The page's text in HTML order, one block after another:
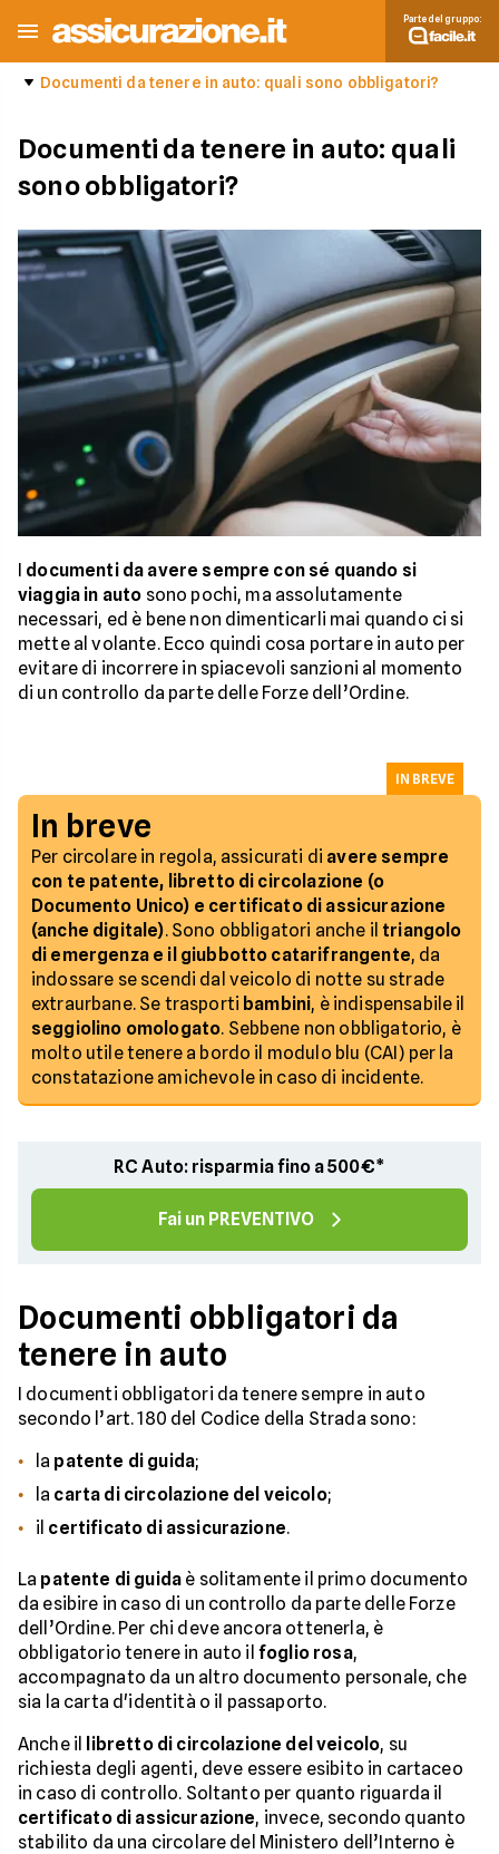
Parte del gruppo:
Documenti da tenere in auto: quali sono obbligatori?
Documenti da tenere in auto: quali
sono obbligatori?
I documenti da avere sempre con sé quando si
viaggia in auto sono pochi, ma assolutamente
necessari, ed è bene non dimenticarli mai quando ci si
mette al volante. Ecco quindi cosa portare in auto per
evitare di incorrere in spiacevoli sanzioni al momento
di un controllo da parte delle Forze dell’Ordine.
In breve
Per circolare in regola, assicurati di avere sempre
con te patente, libretto di circolazione (o
Documento Unico) e certificato di assicurazione
(anche digitale). Sono obbligatori anche il triangolo
di emergenza e il giubbotto catarifrangente, da
indossare se scendi dal veicolo di notte su strade
extraurbane. Se trasporti bambini, è indispensabile il
seggiolino omologato. Sebbene non obbligatorio, è
molto utile tenere a bordo il modulo blu (CAI) per la
constatazione amichevole in caso di incidente.
IN BREVE
RC Auto: risparmia fino a 500€*
Fai un PREVENTIVO
Documenti obbligatori da
tenere in auto
I documenti obbligatori da tenere sempre in auto
secondo l’art. 180 del Codice della Strada sono:
la patente di guida;
la carta di circolazione del veicolo;
il certificato di assicurazione.
La patente di guida è solitamente il primo documento
da esibire in caso di un controllo da parte delle Forze
dell’Ordine. Per chi deve ancora ottenerla, è
obbligatorio tenere in auto il foglio rosa,
accompagnato da un altro documento personale, che
sia la carta d'identità o il passaporto.
Anche il
libretto di circolazione del veicolo, su
richiesta degli agenti, deve essere esibito in cartaceo
in caso di controllo. Soltanto per quanto riguarda il
certificato di assicurazione, invece, secondo quanto
stabilito da una circolare del Ministero dell’Interno è